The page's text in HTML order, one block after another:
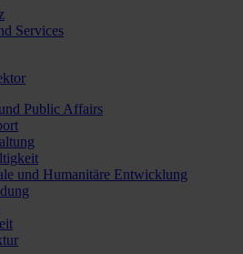
Services
Public Affairs
und Humanitäre Entwicklung